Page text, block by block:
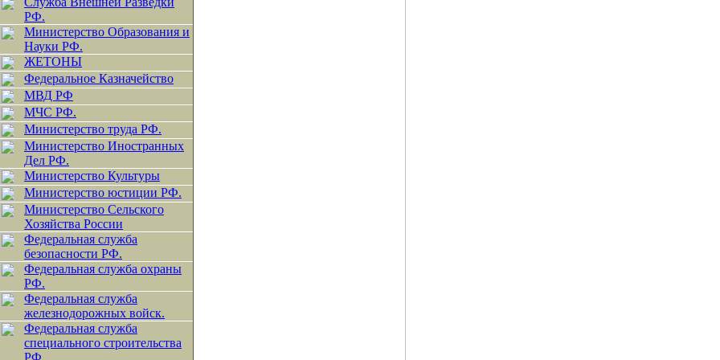
РФ.
Министерство Образования и
Науки РФ.
ЖЕТОНЫ
Федеральное Казначейство
МВД РФ
МЧС РФ.
Министерство труда РФ.
Министерство Иностранных
Дел РФ.
Министерство Культуры
Министерство юстиции РФ.
Министерство Сельского
Хозяйства России
Федеральная служба
безопасности РФ.
Федеральная служба охраны
РФ.
Федеральная служба
железнодорожных войск.
Федеральная служба
специального строительства
РФ.